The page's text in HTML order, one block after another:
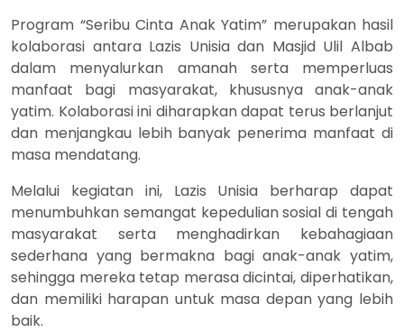
Program “Seribu Cinta Anak Yatim” merupakan hasil
kolaborasi antara Lazis Unisia dan Masjid Ulil Albab
dalam menyalurkan amanah serta memperluas
manfaat bagi masyarakat, khususnya anak-anak
yatim. Kolaborasi ini diharapkan dapat terus berlanjut
dan menjangkau lebih banyak penerima manfaat di
masa mendatang.
Melalui kegiatan ini, Lazis Unisia berharap dapat
menumbuhkan semangat kepedulian sosial di tengah
masyarakat serta menghadirkan kebahagiaan
sederhana yang bermakna bagi anak-anak yatim,
sehingga mereka tetap merasa dicintai, diperhatikan,
dan memiliki harapan untuk masa depan yang lebih
baik.